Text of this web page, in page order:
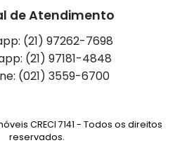
de Atendimento
(21) 97262-7698
(21) 97181-4848
(021) 3559-6700
CRECI 7141 - Todos os direitos
reservados.